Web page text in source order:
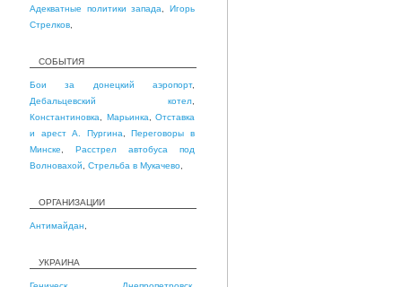
Адекватные политики запада ,Игорь
Стрелков
СОБЫТИЯ
Бои за донецкий аэропорт,
Дебальцевский котел
Константиновка
Марьинка
Отставка
и арест А. Пургина ,Переговоры в
Минске
Расстрел автобуса под
Волновахой
Стрельба в Мукачево
ОРГАНИЗАЦИИ
Антимайдан
УКРАИНА